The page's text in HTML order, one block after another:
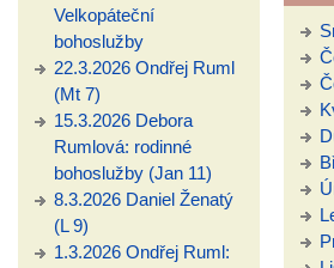
Velkopáteční
bohoslužby
22.3.2026 Ondřej Ruml
(Mt 7)
15.3.2026 Debora
Rumlová: rodinné
bohoslužby (Jan 11)
8.3.2026 Daniel Ženatý
(L 9)
1.3.2026 Ondřej Ruml: